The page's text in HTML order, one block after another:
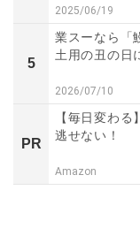
2025/06/19
5
業スーなら「
土用の丑の日
2026/07/10
PR
【毎日変わ
逃せない！
Amazon